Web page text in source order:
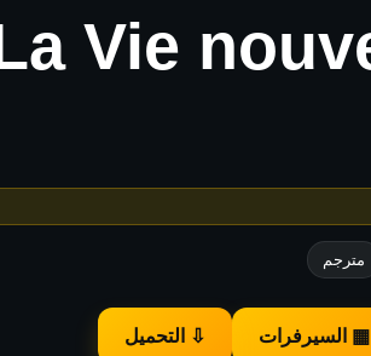
مترجم
▦ السيرفرات ⇩ التحميل